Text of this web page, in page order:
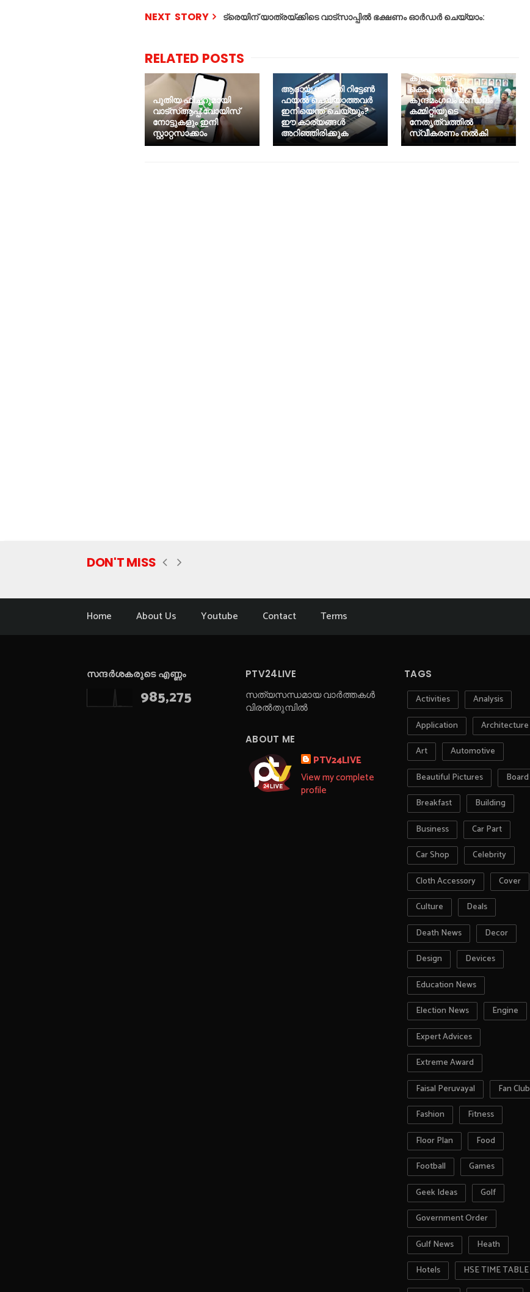
NEXT STORY ട്രെയിന് യാത്രയ്ക്കിടെ വാട്‌സാപ്പില്‍ ഭക്ഷണം ഓര്‍ഡര്‍ ചെയ്യാം:
RELATED POSTS
പുതിയ ഫീച്ചറുമായി
വാട്സ്ആപ്പ്:വോയിസ്
നോട്ടുകളും ഇനി
സ്റ്റാറ്റസാക്കാം
ആദായ നികുതി റിട്ടേൺ
ഫയൽ ചെയ്യാത്തവർ
ഇനിയെന്ത് ചെയ്യും?
ഈ കാര്യങ്ങൾ
അറിഞ്ഞിരിക്കുക
ചാരിറ്റി-സന്നദ്ധ
കുവൈത്ത്
കെഎംസിസി
കുന്ദമംഗലം മണ്ഡലം
കമ്മിറ്റിയുടെ
നേതൃത്വത്തിൽ
സ്വീകരണം നൽകി
DON'T MISS
Home About Us Youtube Contact Terms
സന്ദർശകരുടെ എണ്ണം
985,275
PTV24LIVE
സത്യസന്ധമായ വാർത്തകൾ
വിരൽതുമ്പിൽ
ABOUT ME
PTV24LIVE
View my complete
profile
TAGS
Activities
Analysis
Application
Architecture
Art
Automotive
Beautiful Pictures
Board
Breakfast
Building
Business
Car Part
Car Shop
Celebrity
Cloth Accessory
Cover
Culture
Deals
Death News
Decor
Design
Devices
Education News
Election News
Engine
Expert Advices
Extreme Award
Faisal Peruvayal
Fan Club
Fashion
Fitness
Floor Plan
Food
Football
Games
Geek Ideas
Golf
Government Order
Gulf News
Heath
Hotels
HSE TIME TABLE